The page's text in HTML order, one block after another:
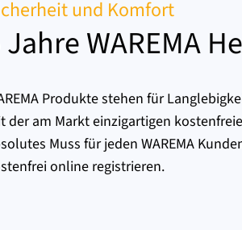
und Komfort
Jahre WAREMA
Produkte stehen für
der am Markt einzigartigen
Muss für jeden WAREMA
online registrieren.